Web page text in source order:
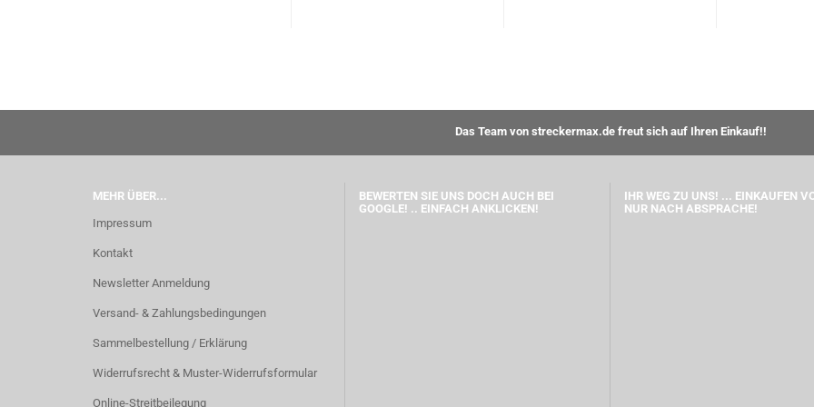
Das Team von streckermax.de freut sich auf Ihren Einkauf!!
MEHR ÜBER...
Impressum
Kontakt
Newsletter Anmeldung
Versand- & Zahlungsbedingungen
Sammelbestellung / Erklärung
Widerrufsrecht & Muster-Widerrufsformular
Online-Streitbeilegung
BEWERTEN SIE UNS DOCH AUCH BEI
GOOGLE! .. EINFACH ANKLICKEN!
IHR WEG ZU UNS! ... EINKAUFEN
NUR NACH ABSPRACHE!